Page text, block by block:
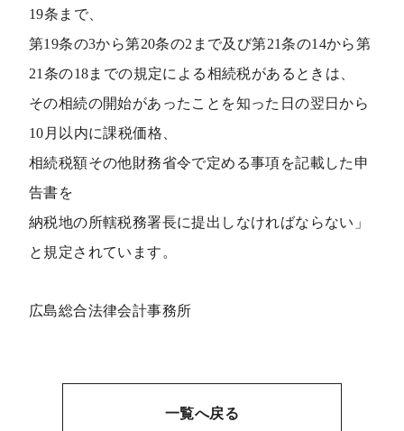
19条まで、
第19条の3から第20条の2まで及び第21条の14から第
21条の18までの規定による相続税があるときは、
その相続の開始があったことを知った日の翌日から
10月以内に課税価格、
相続税額その他財務省令で定める事項を記載した申
告書を
納税地の所轄税務署長に提出しなければならない」
と規定されています。
広島総合法律会計事務所
一覧へ戻る